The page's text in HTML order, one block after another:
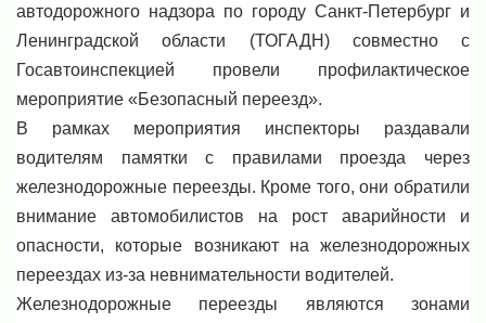
автодорожного надзора по городу Санкт-Петербург и
Ленинградской области (ТОГАДН) совместно с
Госавтоинспекцией провели профилактическое
мероприятие «Безопасный переезд».
В рамках мероприятия инспекторы раздавали
водителям памятки с правилами проезда через
железнодорожные переезды. Кроме того, они обратили
внимание автомобилистов на рост аварийности и
опасности, которые возникают на железнодорожных
переездах из-за невнимательности водителей.
Железнодорожные переезды являются зонами